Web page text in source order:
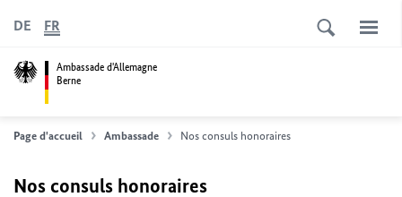
Ambassade d'Allemagne
Berne
DE FR
Page d'accueil Ambassade Nos consuls honoraires
Nos consuls honoraires